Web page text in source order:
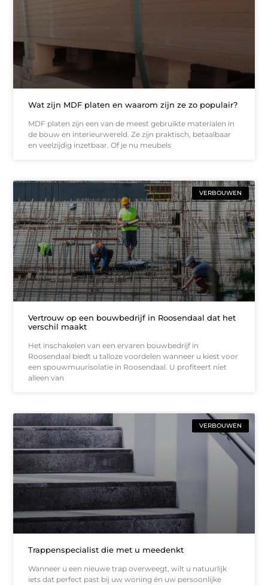
Wat zijn MDF platen en waarom zijn ze zo populair?
MDF platen zijn een van de meest gebruikte materialen in
de bouw en interieurwereld. Ze zijn praktisch, betaalbaar
en veelzijdig inzetbaar. Of je nu meubels
VERBOUWEN
Vertrouw op een bouwbedrijf in Roosendaal dat het
verschil maakt
Het inschakelen van een ervaren bouwbedrijf in
Roosendaal biedt u talloze voordelen wanneer u kiest voor
een spouwmuurisolatie in Roosendaal. U profiteert niet
alleen van
VERBOUWEN
Trappenspecialist die met u meedenkt
Wanneer u een nieuwe trap overweegt, wilt u natuurlijk
iets dat perfect past bij uw woning én uw persoonlijke